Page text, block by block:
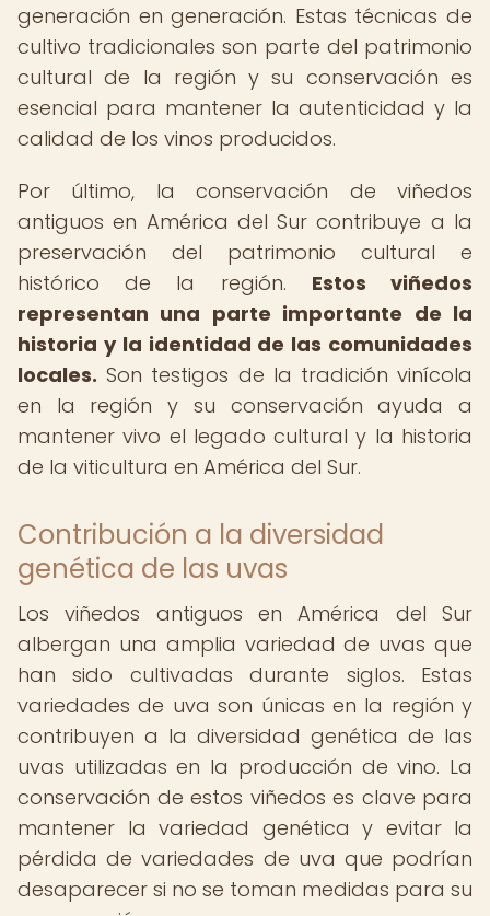
generación en generación. Estas técnicas de
cultivo tradicionales son parte del patrimonio
cultural de la región y su conservación es
esencial para mantener la autenticidad y la
calidad de los vinos producidos.
Por último, la conservación de viñedos
antiguos en América del Sur contribuye a la
preservación del patrimonio cultural e
histórico de la región. Estos viñedos
representan una parte importante de la
historia y la identidad de las comunidades
locales. Son testigos de la tradición vinícola
en la región y su conservación ayuda a
mantener vivo el legado cultural y la historia
de la viticultura en América del Sur.
Contribución a la diversidad
genética de las uvas
Los viñedos antiguos en América del Sur
albergan una amplia variedad de uvas que
han sido cultivadas durante siglos. Estas
variedades de uva son únicas en la región y
contribuyen a la diversidad genética de las
uvas utilizadas en la producción de vino. La
conservación de estos viñedos es clave para
mantener la variedad genética y evitar la
pérdida de variedades de uva que podrían
desaparecer si no se toman medidas para su